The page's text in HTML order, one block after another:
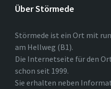
Über Störmede
Störmede ist ein Ort mit
am Hellweg (B1).
Die Internetseite für den
schon seit 1999.
Sie erhalten neben